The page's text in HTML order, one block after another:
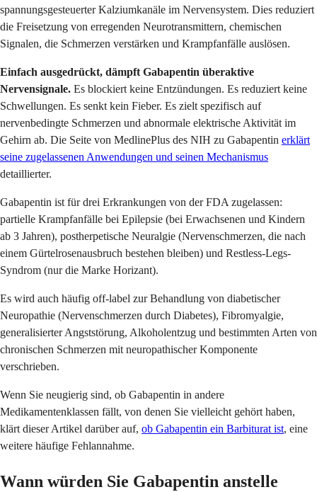
spannungsgesteuerter Kalziumkanäle im Nervensystem. Dies reduziert
die Freisetzung von erregenden Neurotransmittern, chemischen
Signalen, die Schmerzen verstärken und Krampfanfälle auslösen.
Einfach ausgedrückt, dämpft Gabapentin überaktive
Nervensignale. Es blockiert keine Entzündungen. Es reduziert keine
Schwellungen. Es senkt kein Fieber. Es zielt spezifisch auf
nervenbedingte Schmerzen und abnormale elektrische Aktivität im
Gehirn ab. Die Seite von MedlinePlus des NIH zu Gabapentin erklärt
seine zugelassenen Anwendungen und seinen Mechanismus
detaillierter.
Gabapentin ist für drei Erkrankungen von der FDA zugelassen:
partielle Krampfanfälle bei Epilepsie (bei Erwachsenen und Kindern
ab 3 Jahren), postherpetische Neuralgie (Nervenschmerzen, die nach
einem Gürtelrosenausbruch bestehen bleiben) und Restless-Legs-
Syndrom (nur die Marke Horizant).
Es wird auch häufig off-label zur Behandlung von diabetischer
Neuropathie (Nervenschmerzen durch Diabetes), Fibromyalgie,
generalisierter Angststörung, Alkoholentzug und bestimmten Arten von
chronischen Schmerzen mit neuropathischer Komponente
verschrieben.
Wenn Sie neugierig sind, ob Gabapentin in andere
Medikamentenklassen fällt, von denen Sie vielleicht gehört haben,
klärt dieser Artikel darüber auf, ob Gabapentin ein Barbiturat ist, eine
weitere häufige Fehlannahme.
Wann würden Sie Gabapentin anstelle